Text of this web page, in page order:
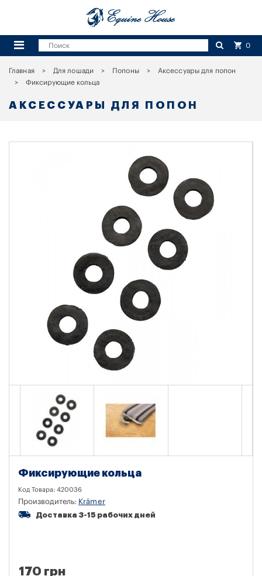
0
Главная Для лошади Попоны
Аксессуары для попон
Фиксирующие кольца
АКСЕССУАРЫ ДЛЯ ПОПОН
Фиксирующие кольца
Код Товара: 420036
Производитель: Krämer
Доставка 3-15 рабочих дней
170 грн